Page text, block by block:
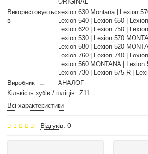
ORIGINAL
Використовується
в
Lexion 630 Montana | Lexion
Lexion 540 | Lexion 650 |
Lexion 620 | Lexion 750 |
Lexion 530 | Lexion 570
Lexion 580 | Lexion 520
Lexion 760 | Lexion 740 |
Lexion 560 MONTANA | Lexion
Lexion 730 | Lexion 575 R |
Виробник
АНАЛОГ
Кількість зубів / шліців
Z11
Всі характеристики
Відгуків: 0